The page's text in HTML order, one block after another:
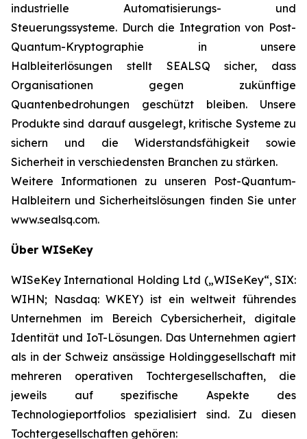
industrielle Automatisierungs- und
Steuerungssysteme. Durch die Integration von Post-
Quantum-Kryptographie in unsere
Halbleiterlösungen stellt SEALSQ sicher, dass
Organisationen gegen zukünftige
Quantenbedrohungen geschützt bleiben. Unsere
Produkte sind darauf ausgelegt, kritische Systeme zu
sichern und die Widerstandsfähigkeit sowie
Sicherheit in verschiedensten Branchen zu stärken.
Weitere Informationen zu unseren Post-Quantum-
Halbleitern und Sicherheitslösungen finden Sie unter
www.sealsq.com.
Über WISeKey
WISeKey International Holding Ltd („WISeKey“, SIX:
WIHN; Nasdaq: WKEY) ist ein weltweit führendes
Unternehmen im Bereich Cybersicherheit, digitale
Identität und IoT-Lösungen. Das Unternehmen agiert
als in der Schweiz ansässige Holdinggesellschaft mit
mehreren operativen Tochtergesellschaften, die
jeweils auf spezifische Aspekte des
Technologieportfolios spezialisiert sind. Zu diesen
Tochtergesellschaften gehören: